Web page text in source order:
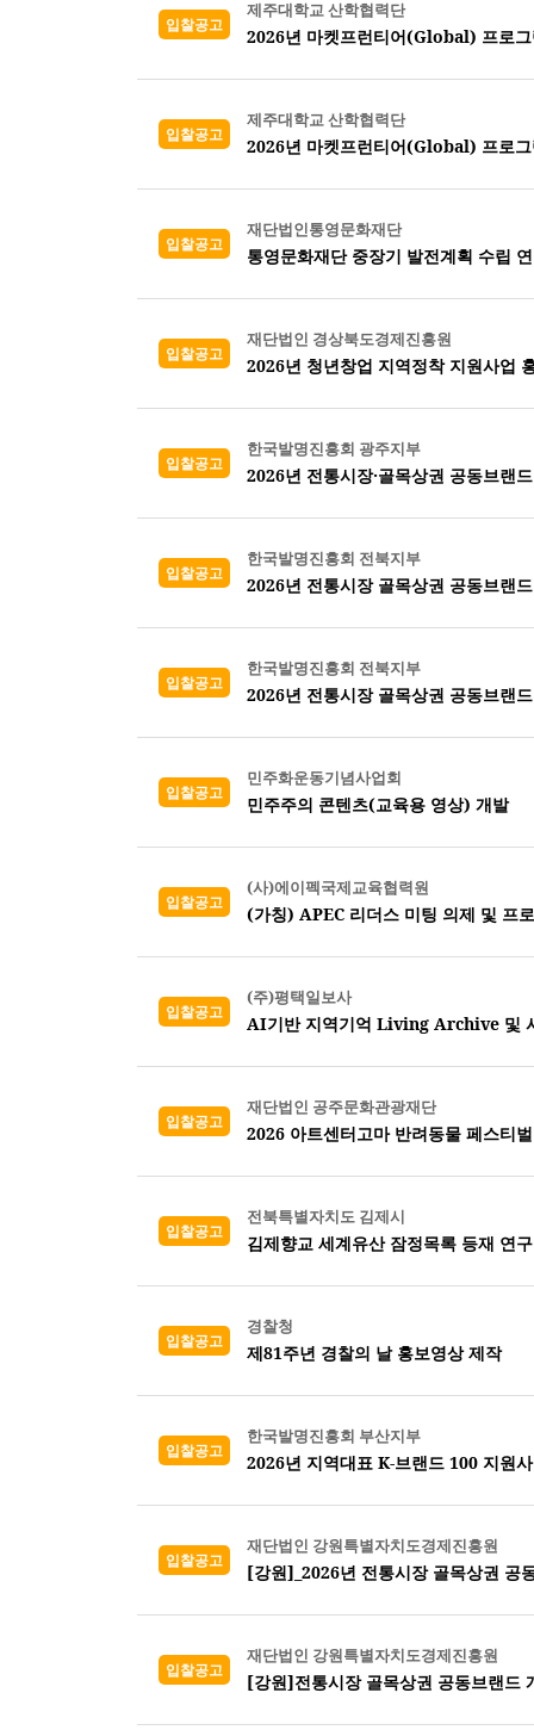
입찰공고
제주대학교 산학협력단
2026년 마켓프런티어(Global) 프로
입찰공고
제주대학교 산학협력단
2026년 마켓프런티어(Global) 프로
입찰공고
재단법인통영문화재단
통영문화재단 중장기 발전계획 수립
입찰공고
재단법인 경상북도경제진흥원
2026년 청년창업 지역정착 지원사업
입찰공고
한국발명진흥회 광주지부
2026년 전통시장·골목상권 공동브랜
입찰공고
한국발명진흥회 전북지부
입찰공고
한국발명진흥회 전북지부
입찰공고
민주화운동기념사업회
민주주의 콘텐츠(교육용 영상) 개발
입찰공고
(사)에이펙국제교육협력원
(가칭) APEC 리더스 미팅 의제 및 프
입찰공고
(주)평택일보사
AI기반 지역기억 Living Archive 및
입찰공고
재단법인 공주문화관광재단
2026 아트센터고마 반려동물 페스티벌
입찰공고
전북특별자치도 김제시
김제향교 세계유산 잠정목록 등재 연
입찰공고
경찰청
제81주년 경찰의 날 홍보영상 제작
입찰공고
한국발명진흥회 부산지부
입찰공고
재단법인 강원특별자치도경제진흥원
[강원]_2026년 전통시장 골목상권 공
입찰공고
재단법인 강원특별자치도경제진흥원
[강원]전통시장 골목상권 공동브랜드